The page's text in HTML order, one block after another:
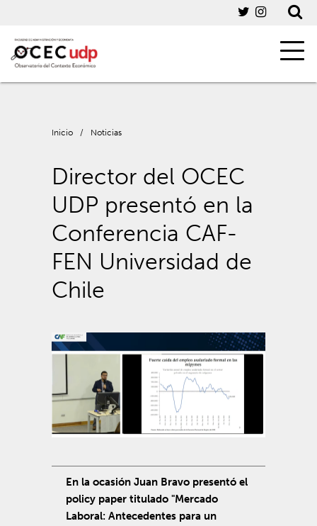
Inicio / Noticias
Director del OCEC
UDP presentó en la
Conferencia CAF-
FEN Universidad de
Chile
En la ocasión Juan Bravo presentó el
policy paper titulado "Mercado
Laboral: Antecedentes para un